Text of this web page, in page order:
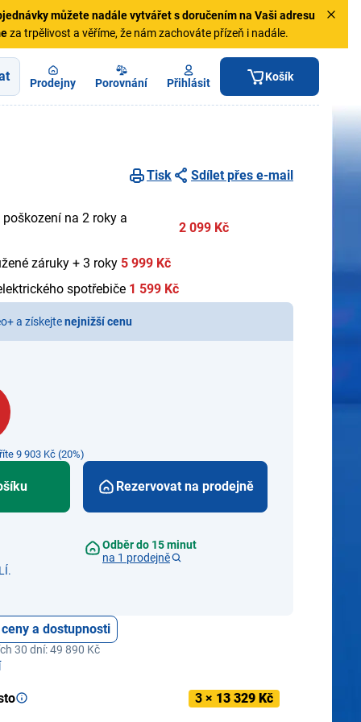
můžete nadále vytvářet s doručením na Vaši adresu
za trpělivost a věříme, že nám zachováte přízeň i nadále.
Prodejny Porovnání Přihlásit Košík
Tisk
Sdílet přes e-mail
na 2 roky a
2 099 Kč
záruky + 3 roky 5 999 Kč
spotřebiče 1 599 Kč
a získejtenejnižší cenu
9 903 Kč (20%)
Rezervovat na prodejně
Odběr do 15 minut
na 1 prodejně
ceny a dostupnosti
30 dní: 49 890 Kč
3 × 13 329 Kč